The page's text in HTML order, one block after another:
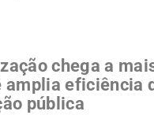
chega a
amplia eficiência
pública